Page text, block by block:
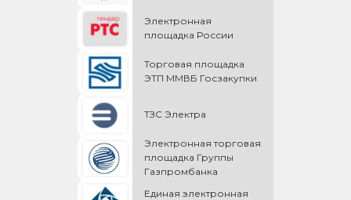
Электронная
площадка России
Торговая площадка
ЭТП ММВБ Госзакупки
ТЗС Электра
Электронная торговая
площадка Группы
Газпромбанка
Единая электронная